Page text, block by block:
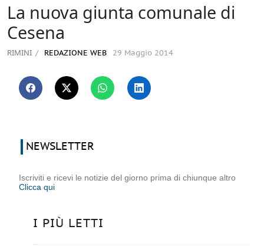
La nuova giunta comunale di
Cesena
RIMINI REDAZIONE WEB 29 Maggio 2014
NEWSLETTER
Iscriviti e ricevi le notizie del giorno prima di chiunque altro
Clicca qui
I PIÙ LETTI